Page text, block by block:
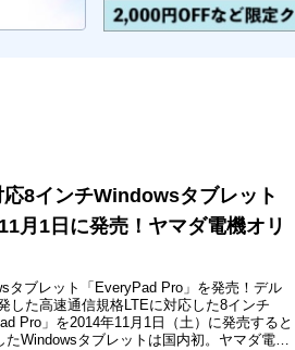
8インチWindowsタブレット
月1日に発売！ヤマダ電機オリ
タブレット「EveryPad Pro」を発売！デル
した高速通信規格LTEに対応した8インチ
Pro」を2014年11月1日（土）に発売すると
Windowsタブレットは国内初。ヤマダ電機